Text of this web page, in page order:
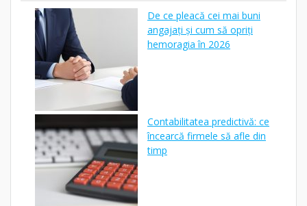
De ce pleacă cei mai buni
angajați și cum să opriți
hemoragia în 2026
Contabilitatea predictivă: ce
încearcă firmele să afle din
timp